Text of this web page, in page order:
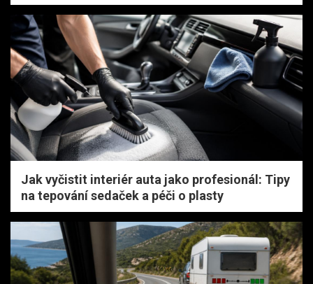
Jak vyčistit interiér auta jako profesionál: Tipy
na tepování sedaček a péči o plasty